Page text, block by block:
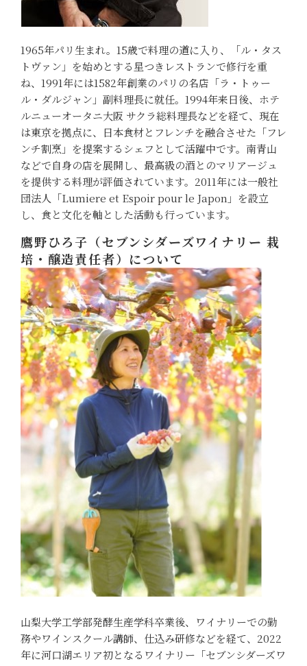
1965年パリ生まれ。15歳で料理の道に入り、「ル・タス
トヴァン」を始めとする星つきレストランで修行を重
ね、1991年には1582年創業のパリの名店「ラ・トゥー
ル・ダルジャン」副料理長に就任。1994年来日後、ホテ
ルニューオータニ大阪 サクラ総料理長などを経て、現在
は東京を拠点に、日本食材とフレンチを融合させた「フレ
ンチ割烹」を提案するシェフとして活躍中です。南青山
などで自身の店を展開し、最高級の酒とのマリアージュ
を提供する料理が評価されています。2011年には一般社
団法人「Lumiere et Espoir pour le Japon」を設立
し、食と文化を軸とした活動も行っています。
鷹野ひろ子（セブンシダーズワイナリー 栽
培・醸造責任者）について
山梨大学工学部発酵生産学科卒業後、ワイナリーでの勤
務やワインスクール講師、仕込み研修などを経て、2022
年に河口湖エリア初となるワイナリー「セブンシダーズワ